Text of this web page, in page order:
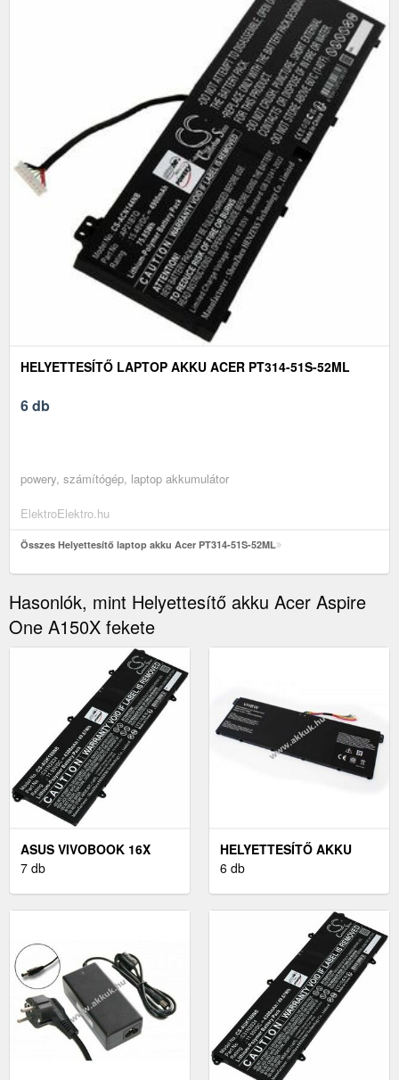
HELYETTESÍTŐ LAPTOP AKKU ACER PT314-51S-52ML
6 db
powery, számítógép, laptop akkumulátor
ElektroElektro.hu
Összes Helyettesítő laptop akku Acer PT314-51S-52ML
Hasonlók, mint Helyettesítő akku Acer Aspire
One A150X fekete
ASUS VIVOBOOK 16X
K3605ZV LAPTOP AKKU
7 db
HELYETTESÍTŐ AKKU
ACER CHROMEBOOK
6 db